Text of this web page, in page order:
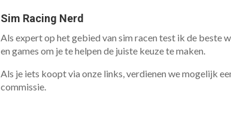
Sim Racing Nerd
Als expert op het gebied van sim racen test ik de beste
en games om je te helpen de juiste keuze te maken.
Als je iets koopt via onze links, verdienen we mogelijk
commissie.